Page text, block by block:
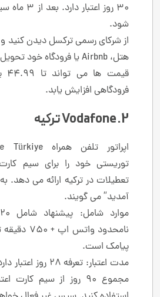
30 روز
شود.
از شرکای رسمی ترکسل دیدن کنید
هتل، Airbnb یا فرودگاه خود تحویل دهید.
فرودگاهی افزایش یابد.
2. Vodafone ترکیه
توریستی خود را برای سیم
تعطیلات در ترکیه ارائه می دهد.
آمدید” می گویند.
پیامک است.
مدت اعتبار: تعرفه
مجموع 90 روز از سیم